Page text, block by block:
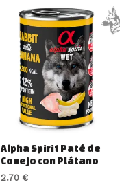
Alpha Spirit Paté de
Conejo con Plátano
2.70 €